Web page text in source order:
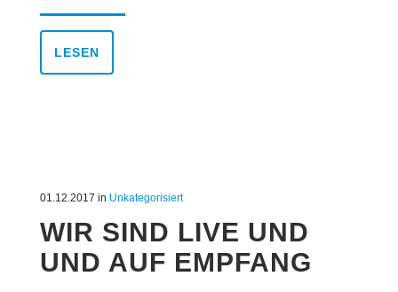
LESEN
01.12.2017 in Unkategorisiert
WIR SIND LIVE UND
UND AUF EMPFANG